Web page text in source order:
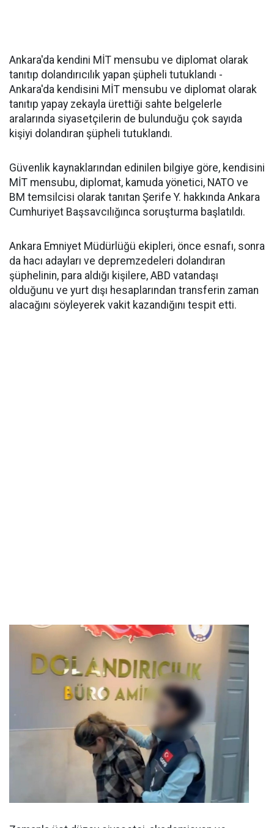
Ankara'da kendini MİT mensubu ve diplomat olarak
tanıtıp dolandırıcılık yapan şüpheli tutuklandı -
Ankara'da kendisini MİT mensubu ve diplomat olarak
tanıtıp yapay zekayla ürettiği sahte belgelerle
aralarında siyasetçilerin de bulunduğu çok sayıda
kişiyi dolandıran şüpheli tutuklandı.
Güvenlik kaynaklarından edinilen bilgiye göre, kendisini
MİT mensubu, diplomat, kamuda yönetici, NATO ve
BM temsilcisi olarak tanıtan Şerife Y. hakkında Ankara
Cumhuriyet Başsavcılığınca soruşturma başlatıldı.
Ankara Emniyet Müdürlüğü ekipleri, önce esnafı, sonra
da hacı adayları ve depremzedeleri dolandıran
şüphelinin, para aldığı kişilere, ABD vatandaşı
olduğunu ve yurt dışı hesaplarından transferin zaman
alacağını söyleyerek vakit kazandığını tespit etti.